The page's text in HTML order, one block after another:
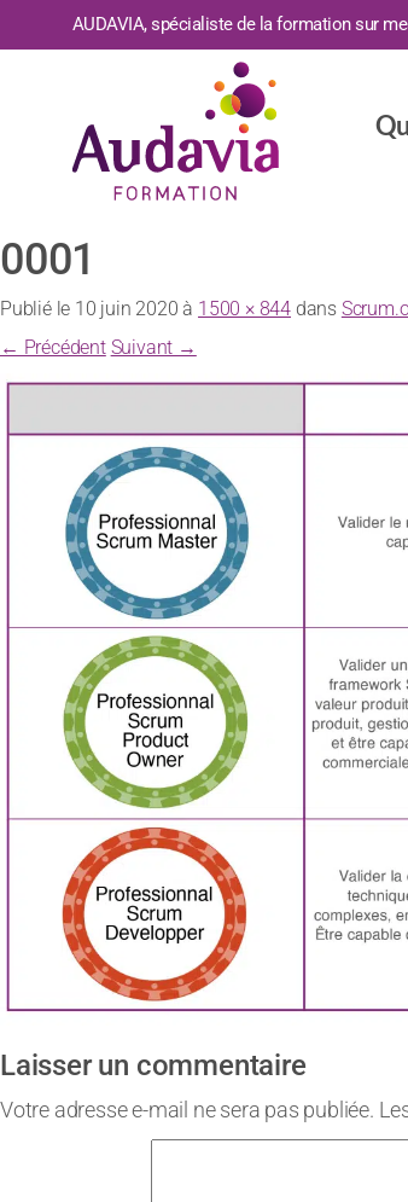
AUDAVIA, spécialiste de la formation sur
0001
Publié le 10 juin 2020 à 1500 × 844 dans
← Précédent Suivant →
Laisser un commentaire
Votre adresse e-mail ne sera pas publiée.